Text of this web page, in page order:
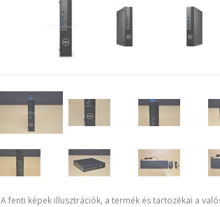
A fenti képek illusztrációk, a termék és tartozékai a